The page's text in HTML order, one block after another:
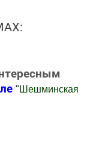
" Шешминская